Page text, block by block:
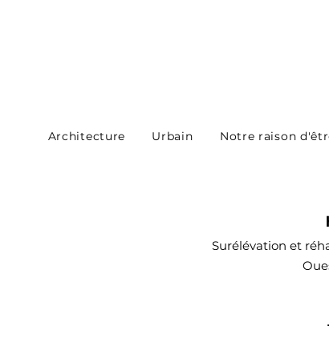
Architecture Urbain Notre raison
Surélévation et